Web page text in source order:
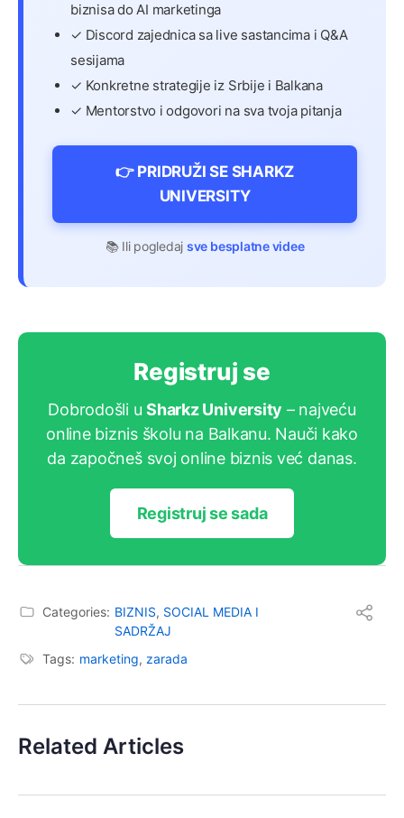
biznisa do AI marketinga
✓ Discord zajednica sa live sastancima i Q&A
sesijama
✓ Konkretne strategije iz Srbije i Balkana
✓ Mentorstvo i odgovori na sva tvoja pitanja
👉 PRIDRUŽI SE SHARKZ
UNIVERSITY
📚 Ili pogledaj sve besplatne videe
Registruj se
Dobrodošli uSharkz University – najveću
online biznis školu na Balkanu. Nauči kako
da započneš svoj online biznis već danas.
Registruj se sada
Categories: BIZNIS, SOCIAL MEDIA I
SADRŽAJ
Tags: marketing, zarada
Related Articles